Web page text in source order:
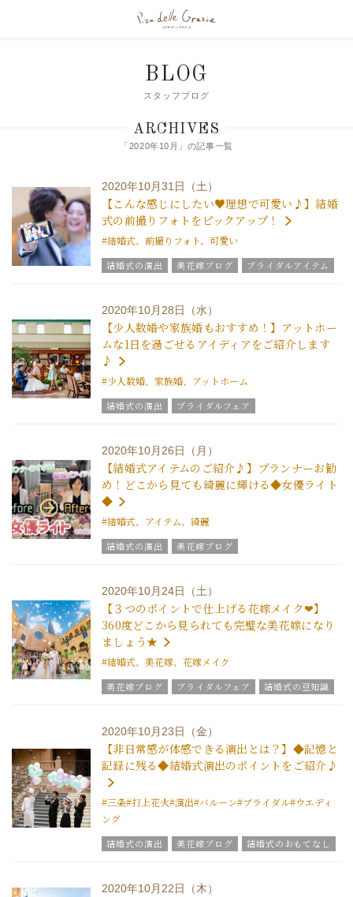
BLOG
スタッフブログ
ARCHIVES
「2020年10月」の記事一覧
2020年10月31日（土）
【こんな感じにしたい♥理想で可愛い♪】結婚
式の前撮りフォトをピックアップ！
#結婚式、前撮りフォト、可愛い
結婚式の演出 美花嫁ブログ
ブライダルアイテム
グラツィエについて
2020年10月28日（水）
【少人数婚や家族婚もおすすめ！】アットホー
ムな1日を過ごせるアイディアをご紹介します
♪
#少人数婚、家族婚、アットホーム
結婚式の演出
ブライダルフェア
ウエディングスタッフｖｏｉｃｅ
チームグラツィエメンバー
グラツィエについて
2020年10月26日（月）
【結婚式アイテムのご紹介♪】プランナーお勧
め！どこから見ても綺麗に輝ける◆女優ライト
◆
#結婚式、アイテム、綺麗
結婚式の演出
美花嫁ブログ
結婚式の豆知識
ウエディングスタッフｖｏｉｃｅ
2020年10月24日（土）
【３つのポイントで仕上げる花嫁メイク❤】
360度どこから見られても完璧な美花嫁になり
ましょう★
#結婚式、美花嫁、花嫁メイク
美花嫁ブログ ブライダルフェア
結婚式の豆知識
グラツィエについて
2020年10月23日（金）
【非日常感が体感できる演出とは？】◆記憶と
記録に残る◆結婚式演出のポイントをご紹介♪
#三条#打上花火#演出#バルーン#ブライダル#ウエディ
ング
結婚式の演出 美花嫁ブログ
結婚式のおもてなし
結婚式の豆知識
ウエディングスタッフｖｏｉｃｅ
2020年10月22日（木）